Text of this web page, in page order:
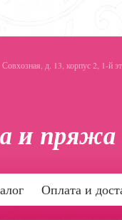
д. 13, корпус 2, 1-й
Оплата и